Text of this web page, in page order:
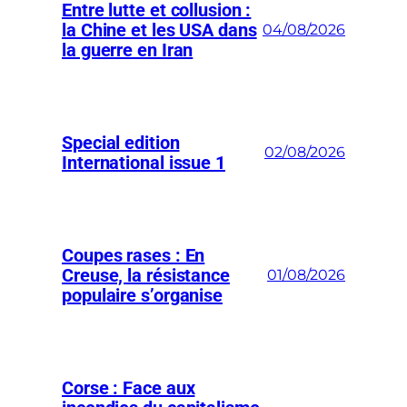
Entre lutte et collusion :
la Chine et les USA dans
la guerre en Iran
04/08/2026
Special edition
International issue 1
02/08/2026
Coupes rases : En
Creuse, la résistance
populaire s’organise
01/08/2026
Corse : Face aux